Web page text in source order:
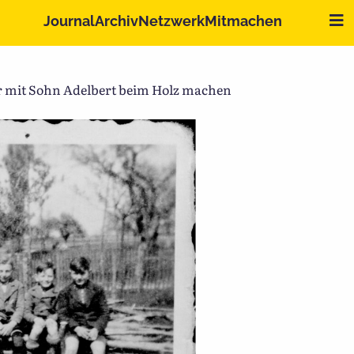
JournalArchivNetzwerkMitmachen
Sohn Adelbert beim Holz machen